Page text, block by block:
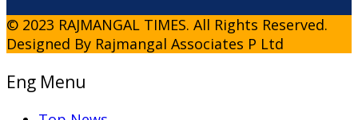
© 2023 RAJMANGAL TIMES. All Rights Reserved.
Designed By Rajmangal Associates P Ltd
Eng Menu